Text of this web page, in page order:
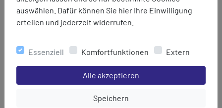
auswählen. Dafür können Sie hier Ihre Einwilligung
erteilen und jederzeit widerrufen.
Essenziell Komfortfunktionen Extern
Einstellungen speichern für die Gruppe
Alle akzeptieren
Einstellungen speichern für die
Speichern
Salewa
Xplorer Rookie Harness